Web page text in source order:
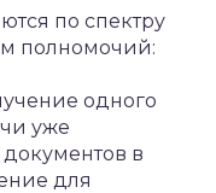
по спектру
полномочий:
одного
уже
в
для